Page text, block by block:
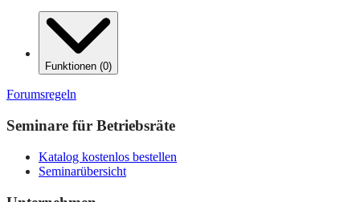
Funktionen (0)
Forumsregeln
Seminare für Betriebsräte
Katalog kostenlos bestellen
Seminarübersicht